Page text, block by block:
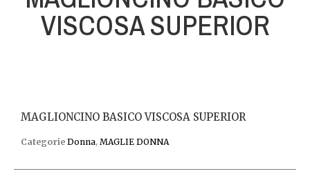
VISCOSA SUPERIOR
MAGLIONCINO BASICO VISCOSA SUPERIOR
Categorie Donna, MAGLIE DONNA